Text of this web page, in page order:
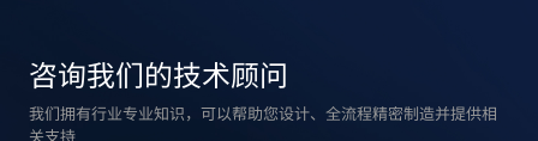
咨询我们的技术顾问
我们拥有行业专业知识，可以帮助您设计、全流程精密制造并提供相
关支持